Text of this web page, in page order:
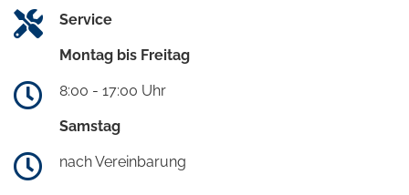
Service
Montag bis Freitag
8:00 - 17:00 Uhr
Samstag
nach Vereinbarung